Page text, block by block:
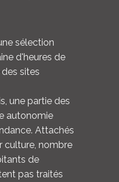
sélection
d'heures de
sites
une partie des
autonomie
Attachés
culture, nombre
de
pas traités